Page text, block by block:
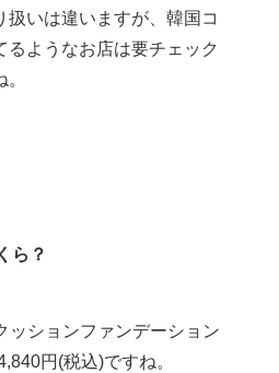
扱いは違いますが、韓国コ
るようなお店は要チェック
ら？
ッションファンデーション
円(税込)ですね。